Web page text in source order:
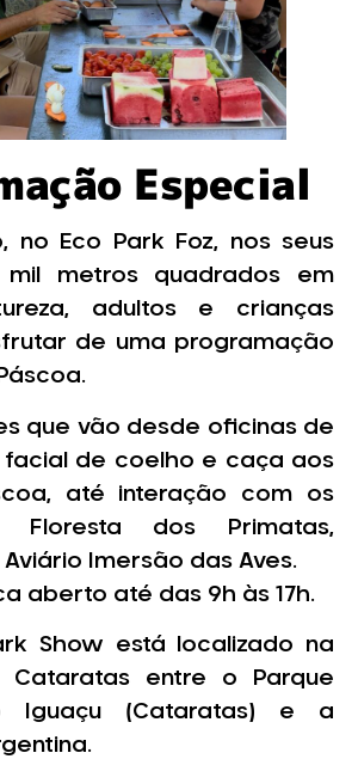
Especial
no Eco Park Foz, nos seus
metros quadrados em
adultos e crianças
de uma programação
que vão desde oficinas de
facial de coelho e caça aos
até interação com os
Floresta dos Primatas,
Aviário Imersão das Aves.
aberto até das 9h às 17h.
Show está localizado na
Cataratas entre o Parque
Iguaçu (Cataratas) e a